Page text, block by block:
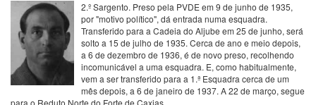
2.º Sargento. Preso pela PVDE em 9 de junho de 1935,
por "motivo político", dá entrada numa esquadra.
Transferido para a Cadeia do Aljube em 25 de junho, será
solto a 15 de julho de 1935. Cerca de ano e meio depois,
a 6 de dezembro de 1936, é de novo preso, recolhendo
incomunicável a uma esquadra. E, como habitualmente,
vem a ser transferido para a 1.ª Esquadra cerca de um
mês depois, a 6 de janeiro de 1937. A 22 de março, segue
para o Reduto Norte do Forte de Caxias.